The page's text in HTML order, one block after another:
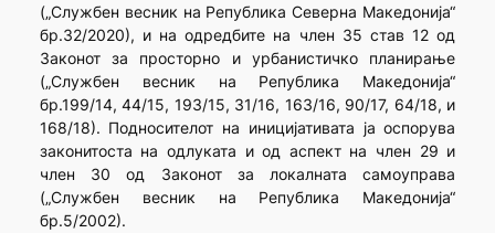
(„Службен весник на Република Северна Македонија“
бр.32/2020), и на одредбите на член 35 став 12 од
Законот за просторно и урбанистичко планирање
(„Службен весник на Република Македонија“
бр.199/14, 44/15, 193/15, 31/16, 163/16, 90/17, 64/18, и
168/18). Подносителот на иницијативата ја оспорува
законитоста на одлуката и од аспект на член 29 и
член 30 од Законот за локалната самоуправа
(„Службен весник на Република Македонија“
бр.5/2002).